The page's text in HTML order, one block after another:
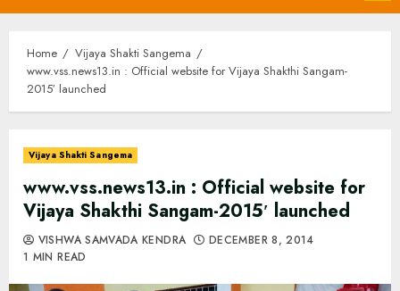
Menu
Home
Vijaya Shakti Sangema
www.vss.news13.in : Official website for Vijaya Shakthi Sangam-
2015′ launched
Vijaya Shakti Sangema
www.vss.news13.in : Official website for
Vijaya Shakthi Sangam-2015′ launched
VISHWA SAMVADA KENDRA
DECEMBER 8, 2014
1 MIN READ